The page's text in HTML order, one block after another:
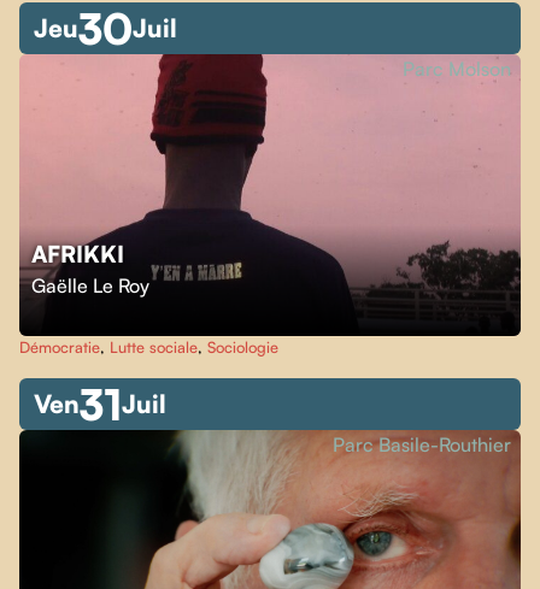
Jeu30Juil
AFRIKKI
Gaëlle Le Roy
Parc Molson
Démocratie, Lutte sociale, Sociologie
Ven31Juil
Parc Basile-Routhier